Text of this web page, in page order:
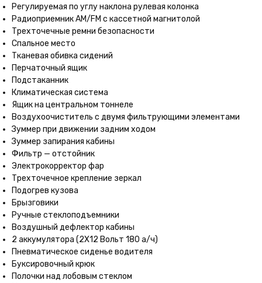
Регулируемая по углу наклона рулевая колонка
Радиоприемник AM/FM с кассетной магнитолой
Трехточечные ремни безопасности
Спальное место
Тканевая обивка сидений
Перчаточный ящик
Подстаканник
Климатическая система
Ящик на центральном тоннеле
Воздухоочиститель с двумя фильтрующими элементами
Зуммер при движении задним ходом
Зуммер запирания кабины
Фильтр — отстойник
Электрокорректор фар
Трехточечное крепление зеркал
Подогрев кузова
Брызговики
Ручные стеклоподъемники
Воздушный дефлектор кабины
2 аккумулятора (2Х12 Вольт 180 а/ч)
Пневматическое сиденье водителя
Буксировочный крюк
Полочки над лобовым стеклом